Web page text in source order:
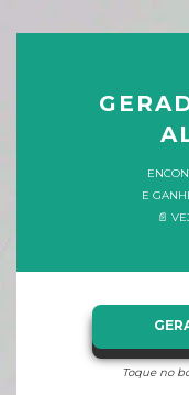
E
📄
Toque no